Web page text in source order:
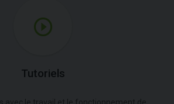
Tutoriels